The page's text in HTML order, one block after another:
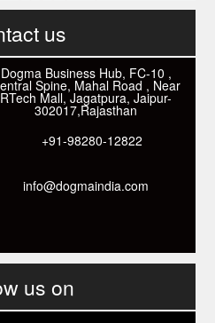
us
Dogma Business Hub, FC-10 ,
Spine, Mahal Road , Near
RTech Mall, Jagatpura, Jaipur-
302017,Rajasthan
+91-98280-12822
info@dogmaindia.com
us on